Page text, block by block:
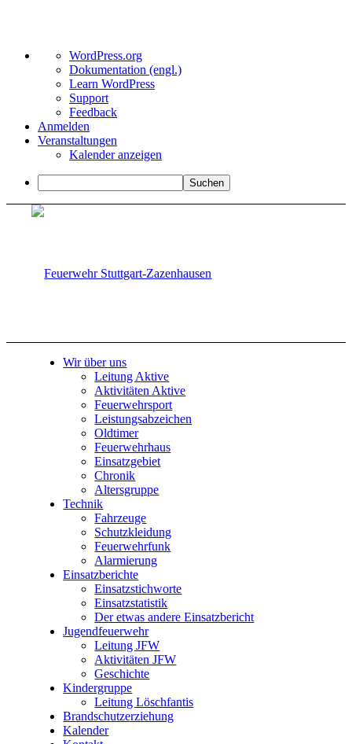
Über
WordPress
WordPress.org
Dokumentation (engl.)
Learn WordPress
Support
Feedback
Anmelden
Veranstaltungen
Kalender anzeigen
Suchen
Wir über uns
Leitung Aktive
Aktivitäten Aktive
Feuerwehrsport
Leistungsabzeichen
Oldtimer
Feuerwehrhaus
Einsatzgebiet
Chronik
Altersgruppe
Technik
Fahrzeuge
Schutzkleidung
Feuerwehrfunk
Alarmierung
Einsatzberichte
Einsatzstichworte
Einsatzstatistik
Der etwas andere Einsatzbericht
Jugendfeuerwehr
Leitung JFW
Aktivitäten JFW
Geschichte
Kindergruppe
Leitung Löschfantis
Brandschutzerziehung
Kalender